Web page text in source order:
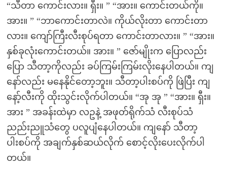
“သီတာ ကောင်းလား။ ရှီး။ ” “အား။ ကောင်းတယ်ကို။
အား။ ” “ဘာကောင်းတာလဲ။ ကိုယ်လိုးတာ ကောင်းတာ
လား။ ကျော်ကြီးလီးစုပ်ရတာ ကောင်းတာလား။ ” “အား။
နှစ်ခုလုံးကောင်းတယ်။ အား။ ” ဇော်မျိုးက ပြောလည်း
ပြော သီတာ့ကိုလည်း ခပ်ကြမ်းကြမ်းလိုးနေပါတယ်။ ကျ
နော်လည်း မနေနိုင်တော့ဘူး။ သီတာ့ပါးစပ်ကို ဖြဲပြီး ကျ
နော့်လီးကို ထိုးသွင်းလိုက်ပါတယ်။ “အု အု ” “အား။ ရှီး။
အား ” အခန်းထဲမှာ လဥနဲ့ အဖုတ်ရိုက်သံ လီးစုပ်သံ
ညည်းညူသံတွေ ပလူပျံနေပါတယ်။ ကျနော် သီတာ့
ပါးစပ်ကို အချက်နှစ်ဆယ်လိုက် စောင့်လိုးပေးလိုက်ပါ
တယ်။